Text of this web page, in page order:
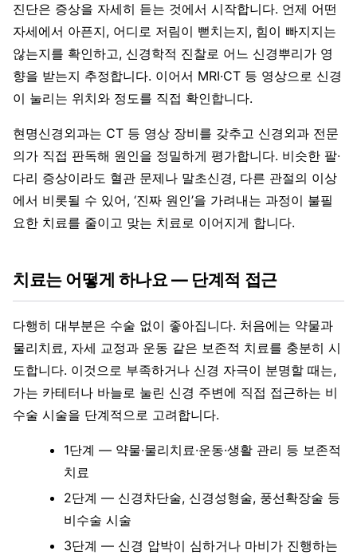
진단은 증상을 자세히 듣는 것에서 시작합니다. 언제 어떤
자세에서 아픈지, 어디로 저림이 뻗치는지, 힘이 빠지지는
않는지를 확인하고, 신경학적 진찰로 어느 신경뿌리가 영
향을 받는지 추정합니다. 이어서 MRI·CT 등 영상으로 신경
이 눌리는 위치와 정도를 직접 확인합니다.
현명신경외과는 CT 등 영상 장비를 갖추고 신경외과 전문
의가 직접 판독해 원인을 정밀하게 평가합니다. 비슷한 팔·
다리 증상이라도 혈관 문제나 말초신경, 다른 관절의 이상
에서 비롯될 수 있어, ‘진짜 원인’을 가려내는 과정이 불필
요한 치료를 줄이고 맞는 치료로 이어지게 합니다.
치료는 어떻게 하나요 — 단계적 접근
다행히 대부분은 수술 없이 좋아집니다. 처음에는 약물과
물리치료, 자세 교정과 운동 같은 보존적 치료를 충분히 시
도합니다. 이것으로 부족하거나 신경 자극이 분명할 때는,
가는 카테터나 바늘로 눌린 신경 주변에 직접 접근하는 비
수술 시술을 단계적으로 고려합니다.
1단계 — 약물·물리치료·운동·생활 관리 등 보존적
치료
2단계 — 신경차단술, 신경성형술, 풍선확장술 등
비수술 시술
3단계 — 신경 압박이 심하거나 마비가 진행하는